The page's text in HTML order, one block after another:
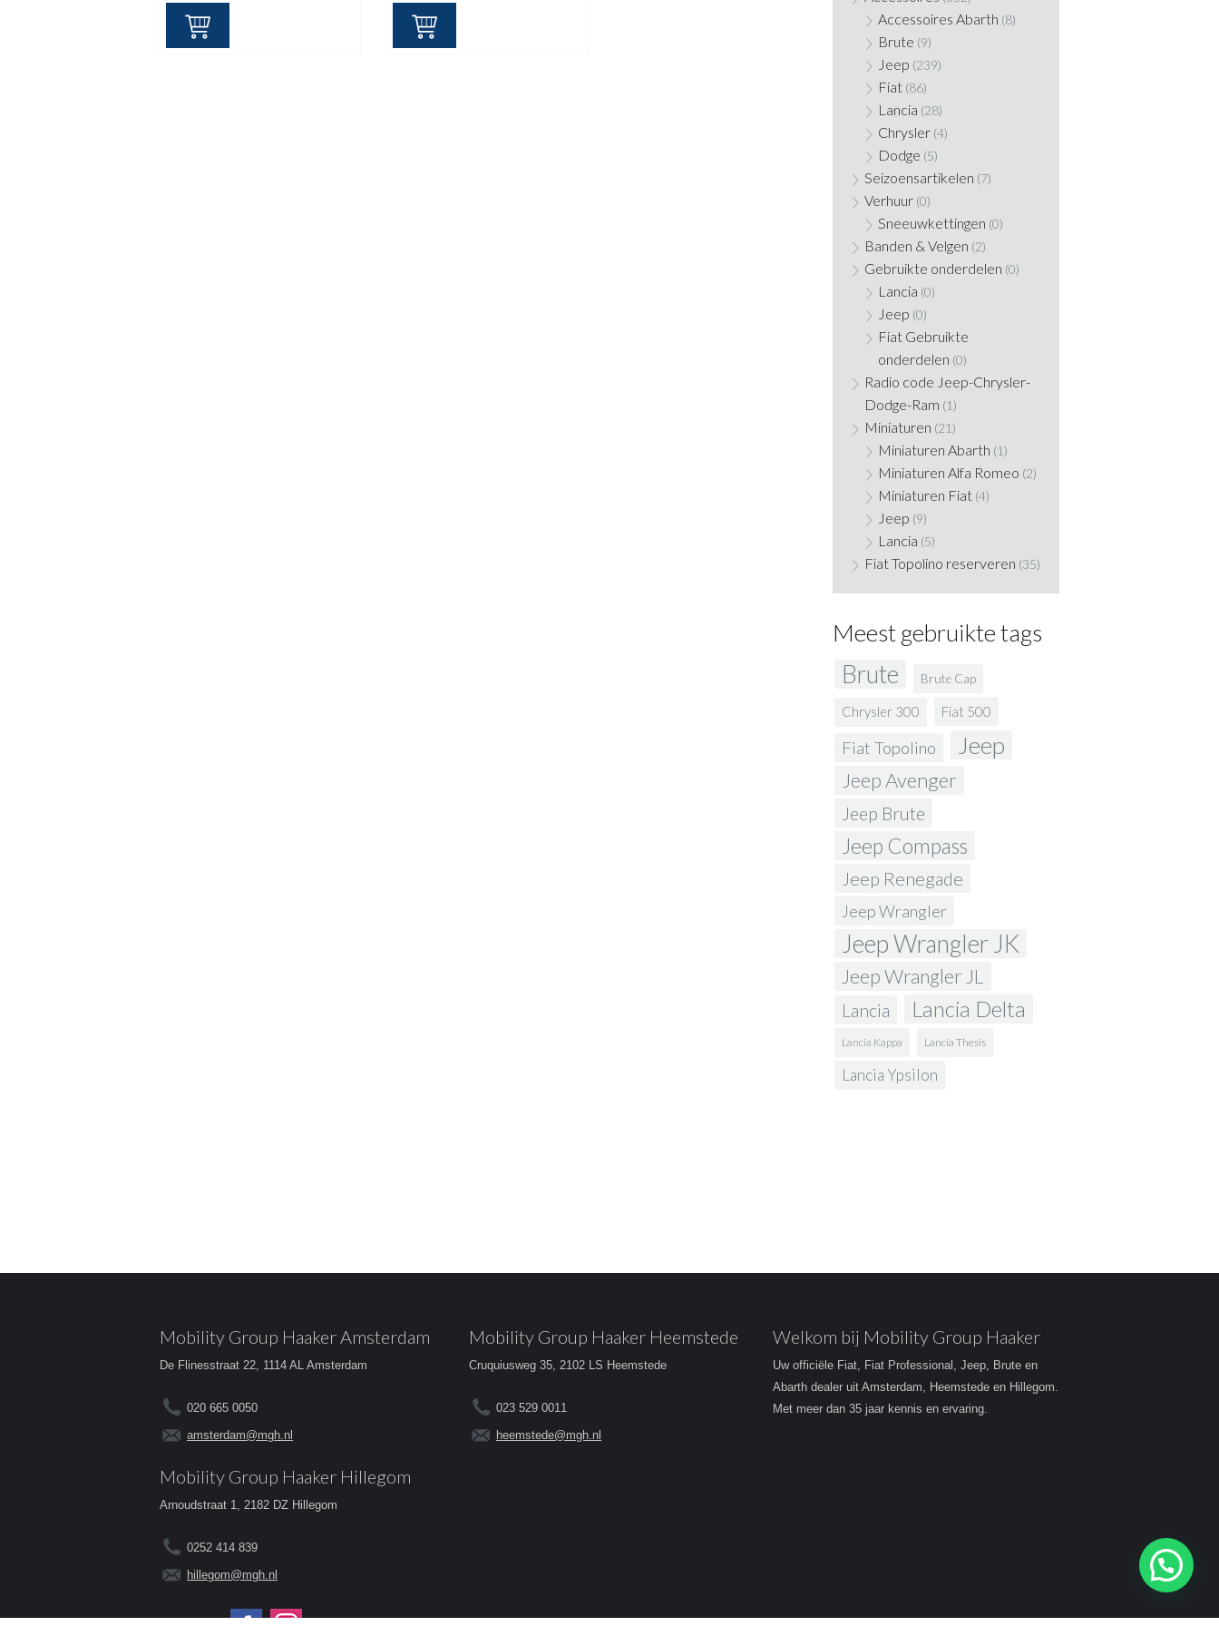
Accessoires Abarth (8)
Brute (9)
Jeep (239)
Fiat (86)
Lancia (28)
Chrysler (4)
Dodge (5)
Seizoensartikelen (7)
Verhuur (0)
Sneeuwkettingen (0)
Banden & Velgen (2)
Gebruikte onderdelen (0)
Lancia (0)
Jeep (0)
Fiat Gebruikte
onderdelen (0)
Radio code Jeep-Chrysler-
Dodge-Ram (1)
Miniaturen (21)
Miniaturen Abarth (1)
Miniaturen Alfa Romeo (2)
Miniaturen Fiat (4)
Jeep (9)
Lancia (5)
Fiat Topolino reserveren (35)
Meest gebruikte tags
Brute Brute Cap
Chrysler 300 Fiat 500
Fiat Topolino Jeep
Jeep Avenger
Jeep Brute
Jeep Compass
Jeep Renegade
Jeep Wrangler
Jeep Wrangler JK
Jeep Wrangler JL
Lancia Lancia Delta
Lancia Kappa Lancia Thesis
Lancia Ypsilon
Mobility Group Haaker Amsterdam
De Flinesstraat 22, 1114 AL Amsterdam
020 665 0050
amsterdam@mgh.nl
Mobility Group Haaker Heemstede
Cruquiusweg 35, 2102 LS Heemstede
023 529 0011
heemstede@mgh.nl
Mobility Group Haaker Hillegom
Arnoudstraat 1, 2182 DZ Hillegom
0252 414 839
hillegom@mgh.nl
Volg ons op:
Welkom bij Mobility Group Haaker
Uw officiële Fiat, Fiat Professional, Jeep, Brute en
Abarth dealer uit Amsterdam, Heemstede en Hillegom.
Met meer dan 35 jaar kennis en ervaring.